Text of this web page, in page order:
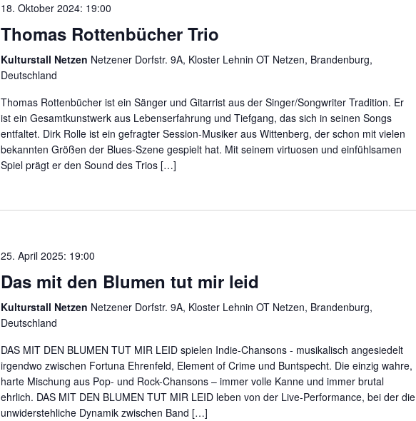
18. Oktober 2024: 19:00
Thomas Rottenbücher Trio
Kulturstall Netzen Netzener Dorfstr. 9A, Kloster Lehnin OT Netzen, Brandenburg,
Deutschland
Thomas Rottenbücher ist ein Sänger und Gitarrist aus der Singer/Songwriter Tradition. Er
ist ein Gesamtkunstwerk aus Lebenserfahrung und Tiefgang, das sich in seinen Songs
entfaltet. Dirk Rolle ist ein gefragter Session-Musiker aus Wittenberg, der schon mit vielen
bekannten Größen der Blues-Szene gespielt hat. Mit seinem virtuosen und einfühlsamen
Spiel prägt er den Sound des Trios […]
25. April 2025: 19:00
Das mit den Blumen tut mir leid
Kulturstall Netzen Netzener Dorfstr. 9A, Kloster Lehnin OT Netzen, Brandenburg,
Deutschland
DAS MIT DEN BLUMEN TUT MIR LEID spielen Indie-Chansons - musikalisch angesiedelt
irgendwo zwischen Fortuna Ehrenfeld, Element of Crime und Buntspecht. Die einzig wahre,
harte Mischung aus Pop- und Rock-Chansons – immer volle Kanne und immer brutal
ehrlich. DAS MIT DEN BLUMEN TUT MIR LEID leben von der Live-Performance, bei der die
unwiderstehliche Dynamik zwischen Band […]